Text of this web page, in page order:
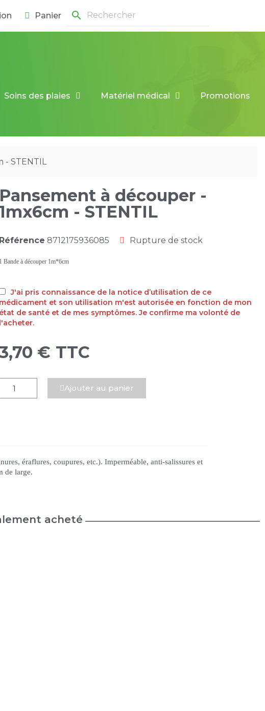
Panier search
Soins des plaies Matériel médical Promotions
- STENTIL
Pansement à découper -
- STENTIL
Référence 8712175936085 Rupture de stock
1 Bande à découper 1m*6cm
J'ai pris connaissance de la notice d’utilisation de ce
médicament et son utilisation m'est autorisée en fonction de mon
état de santé et de mes symptômes. Je confirme ma volonté de
l'acheter.
€ TTC
Ajouter au panier
éraflures, coupures, etc.). Imperméable, anti-salissures et
de large.
acheté